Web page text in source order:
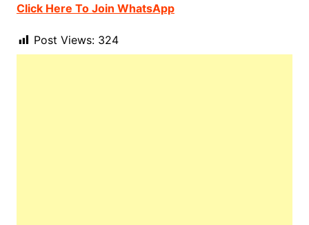
Click Here To Join WhatsApp
Post Views: 324